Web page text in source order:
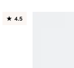
★ 4.5